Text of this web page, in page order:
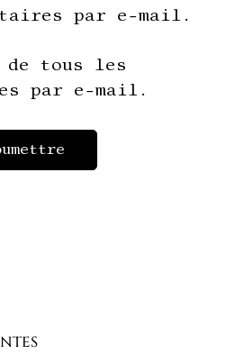
par e-mail.
de tous les
par e-mail.